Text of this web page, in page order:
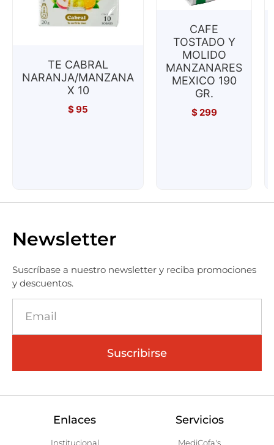
TE CABRAL
NARANJA/MANZANA
X 10
$95
CAFE
TOSTADO Y
MOLIDO
MANZANARES
MEXICO 190
GR.
$299
Newsletter
Suscríbase a nuestro newsletter y reciba promociones
y descuentos.
Suscribirse
Enlaces
Institucional
Servicios
MediCofa's